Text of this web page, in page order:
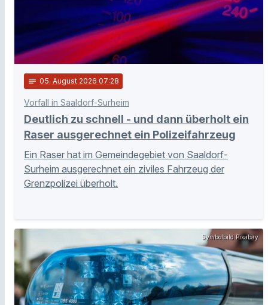
notes 05. August 2026 07:28
Vorfall in Saaldorf-Surheim
Deutlich zu schnell - und dann überholt ein
Raser ausgerechnet ein Polizeifahrzeug
Ein Raser hat im Gemeindegebiet von Saaldorf-
Surheim ausgerechnet ein ziviles Fahrzeug der
Grenzpolizei überholt.
Symbolbild Pixabay